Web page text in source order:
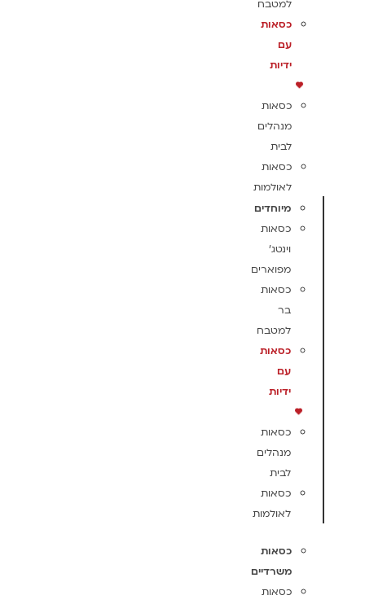
למטבח
כסאות
עם
ידיות
כסאות
מנהלים
לבית
כסאות
לאולמות
מיוחדים
כסאות
וינטג'
מפוארים
כסאות
בר
למטבח
כסאות
עם
ידיות
כסאות
מנהלים
לבית
כסאות
לאולמות
כסאות
משרדיים
כסאות